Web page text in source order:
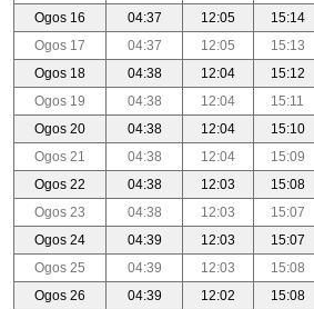
Ogos 16
04:37 12:05 15:14
Ogos 17
04:37 12:05 15:13
Ogos 18
04:38 12:04 15:12
Ogos 19
04:38 12:04 15:11
Ogos 20
04:38 12:04 15:10
Ogos 21
04:38 12:04 15:09
Ogos 22
04:38 12:03 15:08
Ogos 23
04:38 12:03 15:07
Ogos 24
04:39 12:03 15:07
Ogos 25
04:39 12:03 15:08
Ogos 26
04:39 12:02 15:08